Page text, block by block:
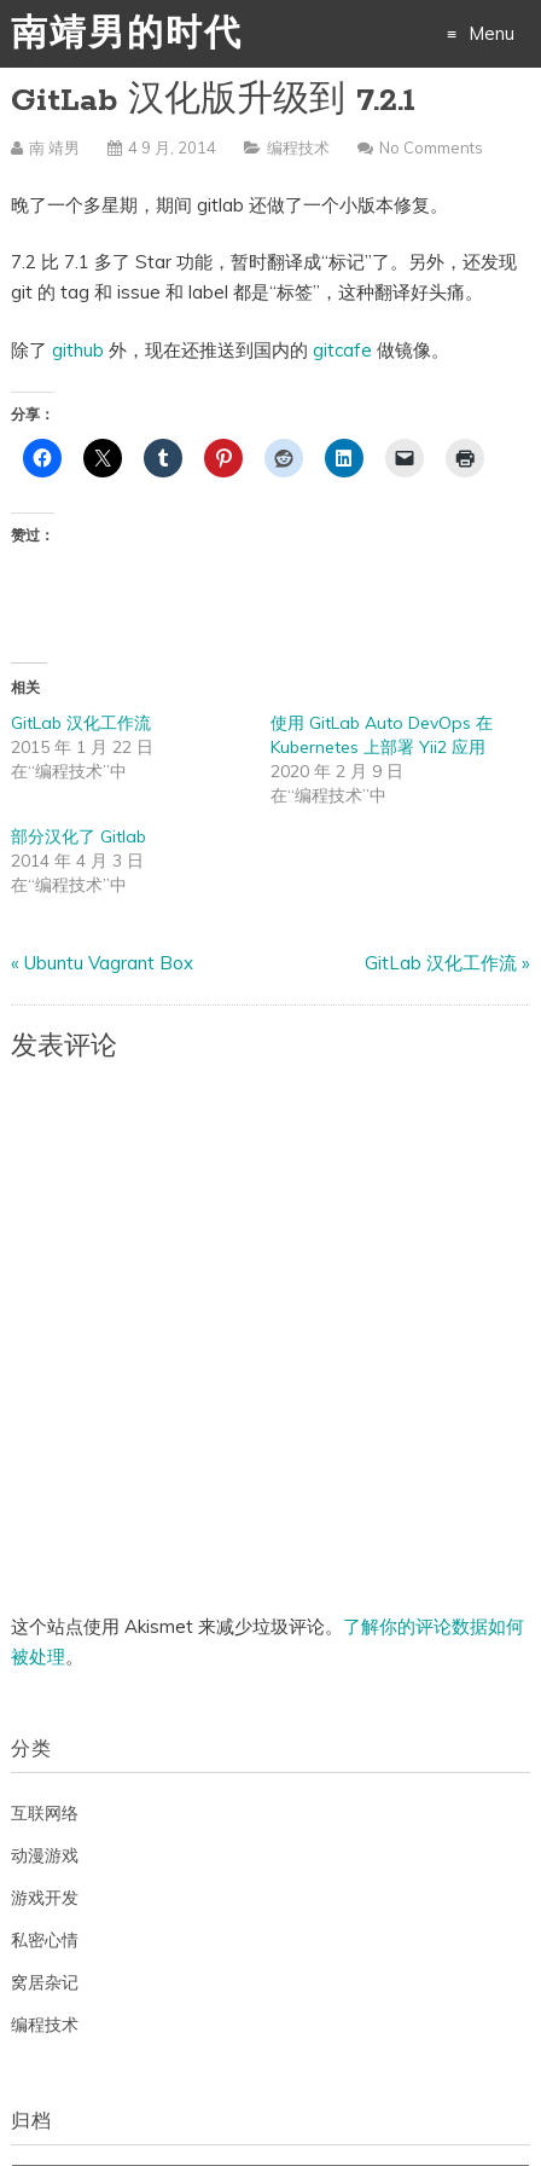
南靖男的时代 Menu
to
GitLab 汉化版升级到 7.2.1
南 靖男 4 9 月, 2014 编程技术 No Comments
晚了一个多星期，期间 gitlab 还做了一个小版本修复。
7.2 比 7.1 多了 Star 功能，暂时翻译成“标记”了。另外，还发现
git 的 tag 和 issue 和 label 都是“标签”，这种翻译好头痛。
除了 github 外，现在还推送到国内的 gitcafe 做镜像。
分享：
赞过：
相关
GitLab 汉化工作流
2015 年 1 月 22 日
在“编程技术”中
使用 GitLab Auto DevOps 在
Kubernetes 上部署 Yii2 应用
2020 年 2 月 9 日
在“编程技术”中
部分汉化了 Gitlab
2014 年 4 月 3 日
在“编程技术”中
« Ubuntu Vagrant Box GitLab 汉化工作流 »
发表评论
这个站点使用 Akismet 来减少垃圾评论。 了解你的评论数据如何
被处理。
分类
互联网络
动漫游戏
游戏开发
私密心情
窝居杂记
编程技术
归档